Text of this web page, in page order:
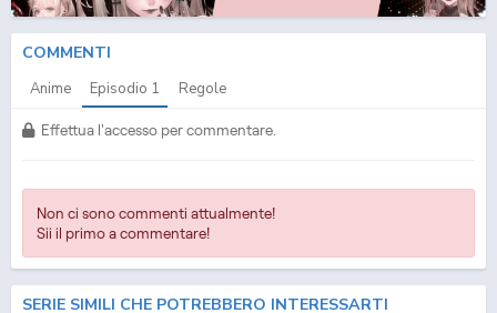
Download ITA - Grand Blue Dreaming 3 Fansub ITA - Grand Blue Dreaming 3 Fansub
Dreaming 3 Download Episodi SUB ITA - Grand Blue Dreaming 3 Sottotitoli Italiani -
Lista Episodi Grand Blue Dreaming 3 SUB ITA - Lista Episodi Grand Blue Dreaming
Episodio
ITA - Grand Blue Dreaming 3 Streaming Episodio
Dreaming 3 Streaming Episodio
SUB ITA - Grand Blue Dreaming 3 Download Episodio
COMMENTI
Anime Episodio 1 Regole
Effettua l'accesso per commentare.
Non ci sono commenti attualmente!
Sii il primo a commentare!
SERIE SIMILI CHE POTREBBERO INTERESSARTI